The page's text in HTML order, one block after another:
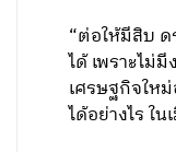
“ต่อให้มีสิบ ด
ได้ เพราะไม่
เศรษฐกิจให
ได้อย่างไร ใ